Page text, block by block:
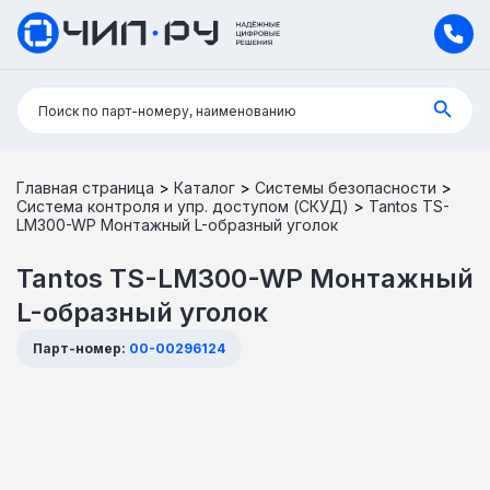
Поиск:
Поиск по парт-номеру, наименованию
Главная страница > Каталог > Системы безопасности >
Система контроля и упр. доступом (СКУД) > Tantos TS-
LM300-WP Монтажный L-образный уголок
Tantos TS-LM300-WP Монтажный
L-образный уголок
Парт-номер: 00-00296124